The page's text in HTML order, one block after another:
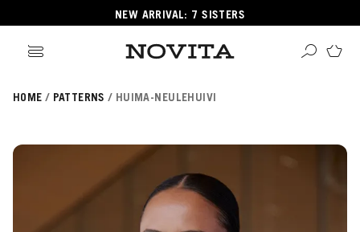
NEW ARRIVAL: 7 SISTERS
HOME PATTERNS HUIMA-NEULEHUIVI